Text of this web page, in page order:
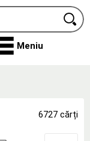
Meniu
6727 cărți